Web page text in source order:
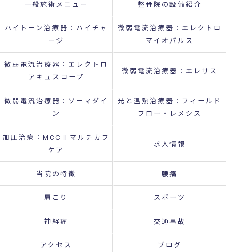
一般施術メニュー 整骨院の設備紹介
ハイトーン治療器：ハイチャ
ージ
微弱電流治療器：エレクトロ
マイオパルス
微弱電流治療器：エレクトロ
アキュスコープ
微弱電流治療器：エレサス
微弱電流治療器：ソーマダイ
ン
光と温熱治療器：フィールド
フロー・レメシス
加圧治療：MCCⅡマルチカフ
ケア
求人情報
当院の特徴 腰痛
肩こり スポーツ
神経痛 交通事故
アクセス ブログ